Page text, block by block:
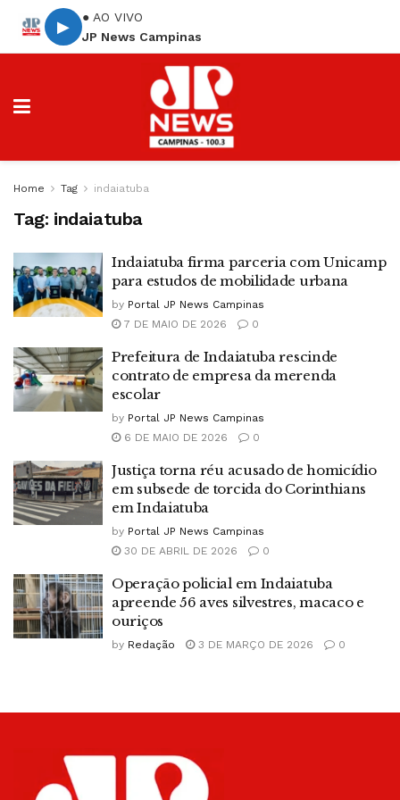
▶
● AO VIVO
JP News Campinas
Home Tag indaiatuba
Tag: indaiatuba
Indaiatuba firma parceria com Unicamp
para estudos de mobilidade urbana
by Portal JP News Campinas
7 DE MAIO DE 2026
0
Prefeitura de Indaiatuba rescinde
contrato de empresa da merenda
escolar
by Portal JP News Campinas
6 DE MAIO DE 2026
0
Justiça torna réu acusado de homicídio
em subsede de torcida do Corinthians
em Indaiatuba
by Portal JP News Campinas
30 DE ABRIL DE 2026
0
Operação policial em Indaiatuba
apreende 56 aves silvestres, macaco e
ouriços
by Redação 3 DE MARÇO DE 2026 0